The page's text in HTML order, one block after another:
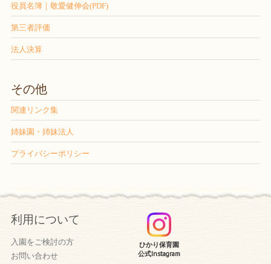
役員名簿｜敬愛健伸会(PDF)
第三者評価
法人決算
その他
関連リンク集
姉妹園・姉妹法人
プライバシーポリシー
ひかり保育園
公式Instagram
利用について
入園をご検討の方
お問い合わせ